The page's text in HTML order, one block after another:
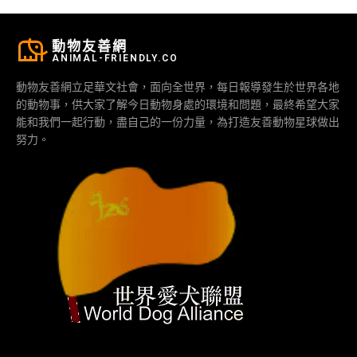
動物友善網
ANIMAL-FRIENDLY.CO
動物友善網立足華文社會，面向全世界，每日報導發生於世界各地
的動物事，供大家了解今日動物身處的環境和問題，最終希望大家
能和我們一起行動，盡自己的一份力量，為打造友善動物星球做出
努力。